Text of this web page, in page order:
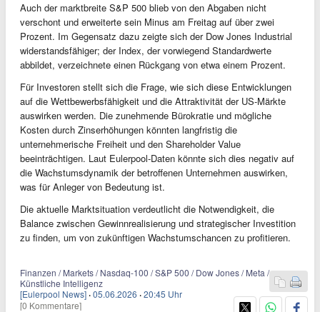
Auch der marktbreite S&P 500 blieb von den Abgaben nicht
verschont und erweiterte sein Minus am Freitag auf über zwei
Prozent. Im Gegensatz dazu zeigte sich der Dow Jones Industrial
widerstandsfähiger; der Index, der vorwiegend Standardwerte
abbildet, verzeichnete einen Rückgang von etwa einem Prozent.
Für Investoren stellt sich die Frage, wie sich diese Entwicklungen
auf die Wettbewerbsfähigkeit und die Attraktivität der US-Märkte
auswirken werden. Die zunehmende Bürokratie und mögliche
Kosten durch Zinserhöhungen könnten langfristig die
unternehmerische Freiheit und den Shareholder Value
beeinträchtigen. Laut Eulerpool-Daten könnte sich dies negativ auf
die Wachstumsdynamik der betroffenen Unternehmen auswirken,
was für Anleger von Bedeutung ist.
Die aktuelle Marktsituation verdeutlicht die Notwendigkeit, die
Balance zwischen Gewinnrealisierung und strategischer Investition
zu finden, um von zukünftigen Wachstumschancen zu profitieren.
Finanzen / Markets / Nasdaq-100 / S&P 500 / Dow Jones / Meta /
Künstliche Intelligenz
[Eulerpool News] ·05.06.2026 ·20:45 Uhr
[0 Kommentare]